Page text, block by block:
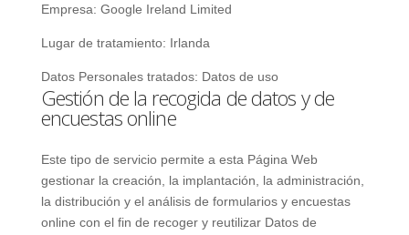
Empresa: Google Ireland Limited
Lugar de tratamiento: Irlanda
Datos Personales tratados: Datos de uso
Gestión de la recogida de datos y de
encuestas online
Este tipo de servicio permite a esta Página Web
gestionar la creación, la implantación, la administración,
la distribución y el análisis de formularios y encuestas
online con el fin de recoger y reutilizar Datos de